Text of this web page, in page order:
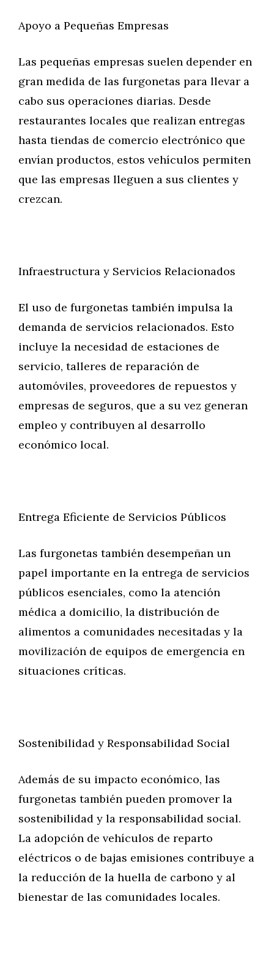
Apoyo a Pequeñas Empresas
Las pequeñas empresas suelen depender en
gran medida de las furgonetas para llevar a
cabo sus operaciones diarias. Desde
restaurantes locales que realizan entregas
hasta tiendas de comercio electrónico que
envían productos, estos vehículos permiten
que las empresas lleguen a sus clientes y
crezcan.
Infraestructura y Servicios Relacionados
El uso de furgonetas también impulsa la
demanda de servicios relacionados. Esto
incluye la necesidad de estaciones de
servicio, talleres de reparación de
automóviles, proveedores de repuestos y
empresas de seguros, que a su vez generan
empleo y contribuyen al desarrollo
económico local.
Entrega Eficiente de Servicios Públicos
Las furgonetas también desempeñan un
papel importante en la entrega de servicios
públicos esenciales, como la atención
médica a domicilio, la distribución de
alimentos a comunidades necesitadas y la
movilización de equipos de emergencia en
situaciones críticas.
Sostenibilidad y Responsabilidad Social
Además de su impacto económico, las
furgonetas también pueden promover la
sostenibilidad y la responsabilidad social.
La adopción de vehículos de reparto
eléctricos o de bajas emisiones contribuye a
la reducción de la huella de carbono y al
bienestar de las comunidades locales.